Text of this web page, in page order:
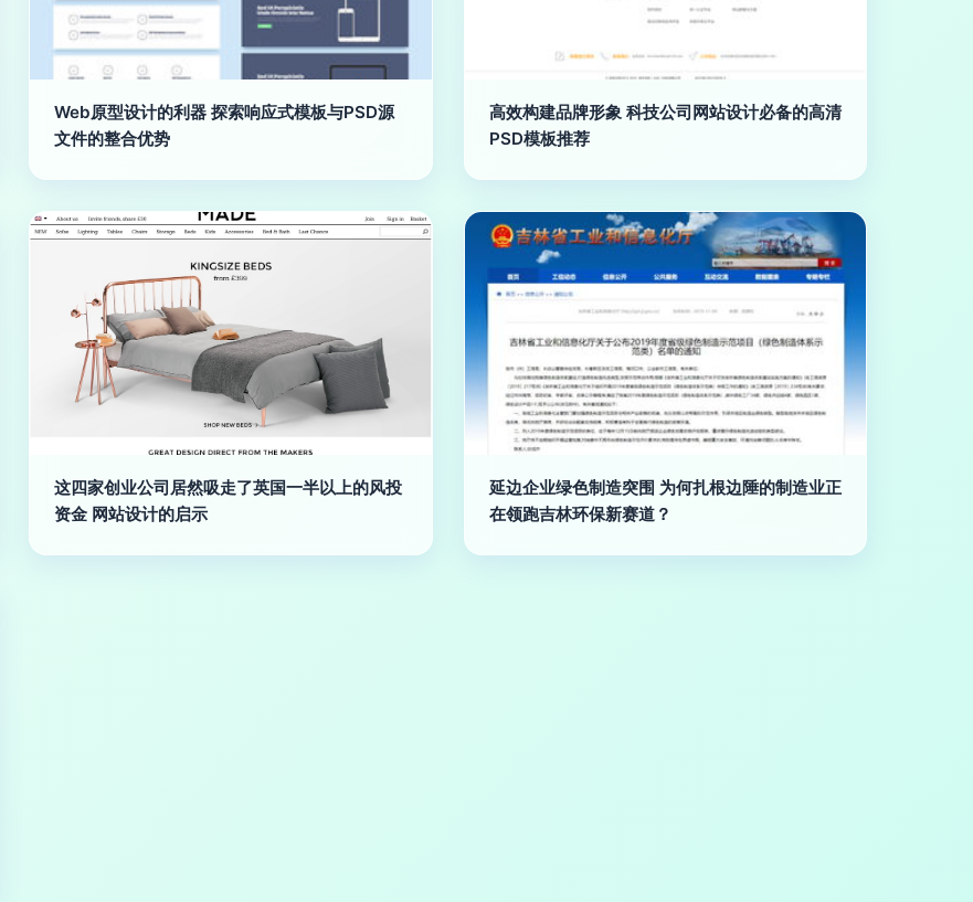
Web原型设计的利器 探索响应式模板与PSD源
文件的整合优势
高效构建品牌形象 科技公司网站设计必备的高清
PSD模板推荐
这四家创业公司居然吸走了英国一半以上的风投
资金 网站设计的启示
延边企业绿色制造突围 为何扎根边陲的制造业正
在领跑吉林环保新赛道？